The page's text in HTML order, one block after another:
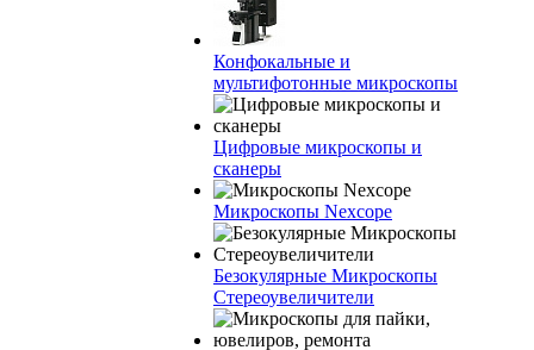
Конфокальные и
мультифотонные микроскопы
Цифровые микроскопы и
сканеры
Микроскопы Nexcope
Безокулярные Микроскопы
Стереоувеличители